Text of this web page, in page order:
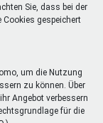
Sie, dass bei der
Cookies gespeichert
um die Nutzung
zu können. Über
Angebot verbessern
für die